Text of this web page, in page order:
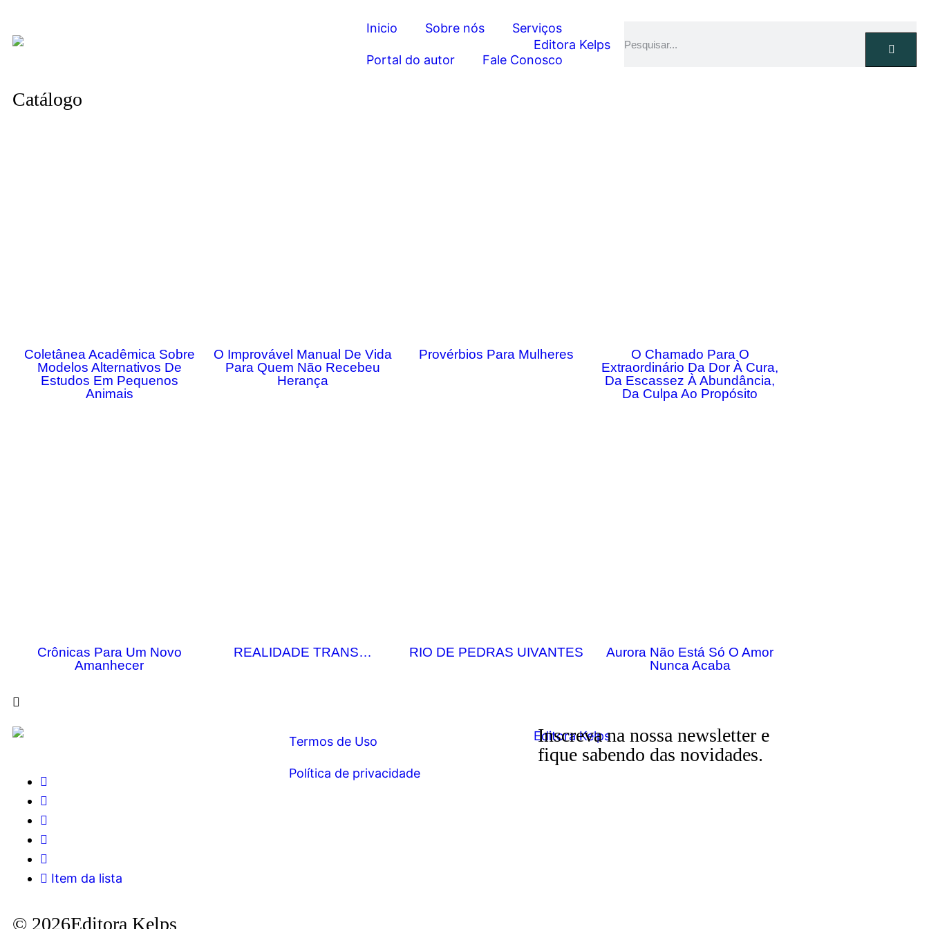
Inicio Sobre nós Serviços
Portal do autor Fale Conosco
Catálogo
Coletânea Acadêmica Sobre
Modelos Alternativos De
Estudos Em Pequenos
Animais
O Improvável Manual De Vida
Para Quem Não Recebeu
Herança
Provérbios Para Mulheres
O Chamado Para O
Extraordinário Da Dor À Cura,
Da Escassez À Abundância,
Da Culpa Ao Propósito
Crônicas Para Um Novo
Amanhecer
REALIDADE TRANS… RIO DE PEDRAS UIVANTES
Aurora Não Está Só O Amor
Nunca Acaba
Item da lista
© 2026Editora Kelps
Termos de Uso
Política de privacidade
Inscreva na nossa newsletter e
fique sabendo das novidades.